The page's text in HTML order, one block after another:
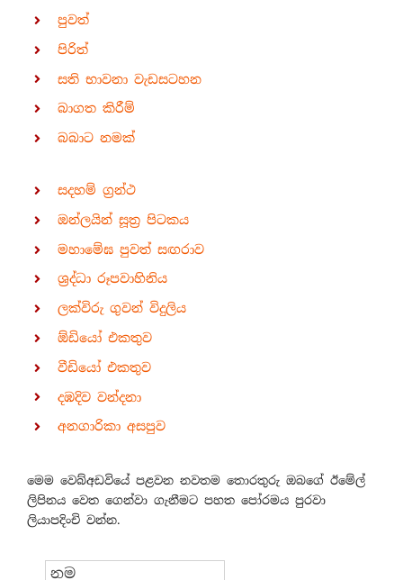
පුවත්
පිරිත්
සති භාවනා වැඩසටහන
බාගත කිරීම්
බබාට නමක්
සදහම් ග්‍රන්ථ
ඔන්ලයින් සූත්‍ර පිටකය
මහාමේඝ පුවත් සඟරාව
ශ්‍රද්ධා රූපවාහිනිය
ලක්විරු ගුවන් විදුලිය
ඕඩියෝ එකතුව
වීඩියෝ එකතුව
දඹදිව වන්දනා
අනගාරිකා අසපුව
මෙම වෙබ්අඩවියේ පළවන නවතම තොරතුරු ඔබගේ ඊමේල්
ලිපිනය වෙත ගෙන්වා ගැනීමට පහත පෝරමය පුරවා
ලියාපදිංචි වන්න.